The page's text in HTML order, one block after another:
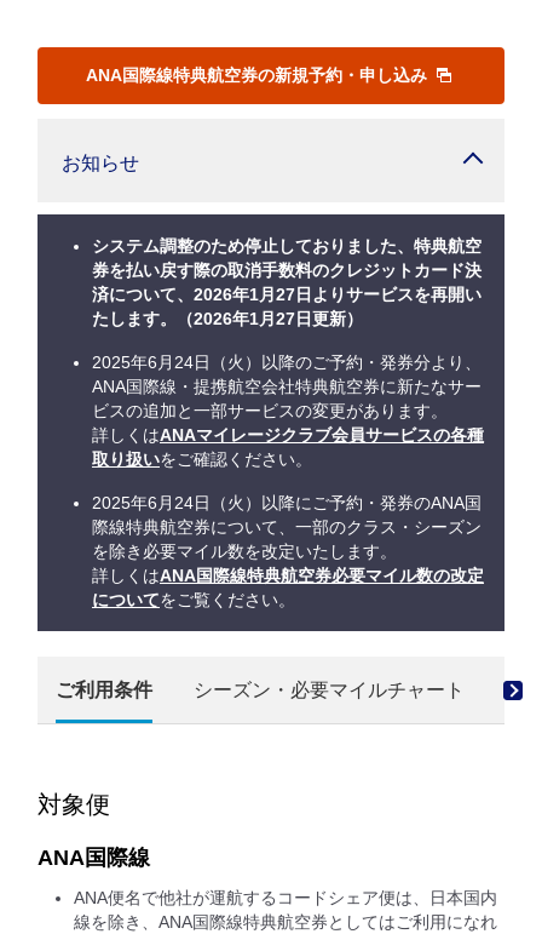
ANA国際線特典航空券の新規予約・申し込み
お知らせ
システム調整のため停止しておりました、特典航空
券を払い戻す際の取消手数料のクレジットカード決
済について、2026年1月27日よりサービスを再開い
たします。（2026年1月27日更新）
2025年6月24日（火）以降のご予約・発券分より、
ANA国際線・提携航空会社特典航空券に新たなサー
ビスの追加と一部サービスの変更があります。
詳しくはANAマイレージクラブ会員サービスの各種
取り扱いをご確認ください。
2025年6月24日（火）以降にご予約・発券のANA国
際線特典航空券について、一部のクラス・シーズン
を除き必要マイル数を改定いたします。
詳しくはANA国際線特典航空券必要マイル数の改定
についてをご覧ください。
ご利用条件 シーズン・必要マイルチャート お
対象便
ANA国際線
ANA便名で他社が運航するコードシェア便は、日本国内
線を除き、ANA国際線特典航空券としてはご利用になれ